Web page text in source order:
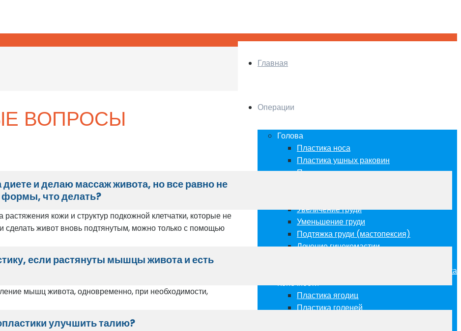
Главная
Операции
Голова
Пластика носа
Пластика ушных раковин
Пластика век
Увеличение груди
Уменьшение груди
Подтяжка груди (мастопексия)
Лечение гинекомастии
Абдоминопластика Миниабдоминопластика
Конечности
Пластика ягодиц
Пластика голеней
ВОПРОСЫ
и делаю массаж живота, но все равно не
формы, что делать?
кожи и структур подкожной клетчатки, которые не
сделать живот вновь подтянутым, можно только с помощью
если растянуты мышцы живота и есть
мышц живота, одновременно, при необходимости,
улучшить талию?